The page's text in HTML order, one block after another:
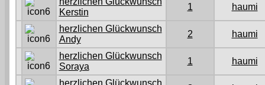
Kerstin
1 haumi
herzlichen Glückwunsch
Andy
2 haumi
herzlichen Glückwunsch
Soraya
1 haumi
herzlichen Glückwunsch